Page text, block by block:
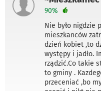
90%
Nie było nigdzie
mieszkanców
dzień kobiet ,to
występy i jadło.
rządzić.Co takie
to gminy .
przeceniać ,bo